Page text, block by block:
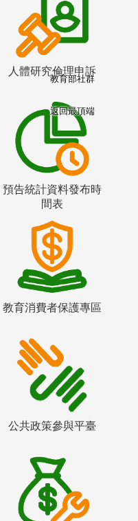
人體研究倫理申訴
預告統計資料發布時
間表
教育消費者保護專區
公共政策參與平臺
教育部社群
返回最頂端